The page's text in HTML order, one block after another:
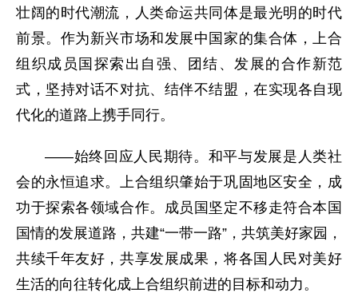
壮阔的时代潮流，人类命运共同体是最光明的时代
前景。作为新兴市场和发展中国家的集合体，上合
组织成员国探索出自强、团结、发展的合作新范
式，坚持对话不对抗、结伴不结盟，在实现各自现
代化的道路上携手同行。
——始终回应人民期待。和平与发展是人类社
会的永恒追求。上合组织肇始于巩固地区安全，成
功于探索各领域合作。成员国坚定不移走符合本国
国情的发展道路，共建“一带一路”，共筑美好家园，
共续千年友好，共享发展成果，将各国人民对美好
生活的向往转化成上合组织前进的目标和动力。